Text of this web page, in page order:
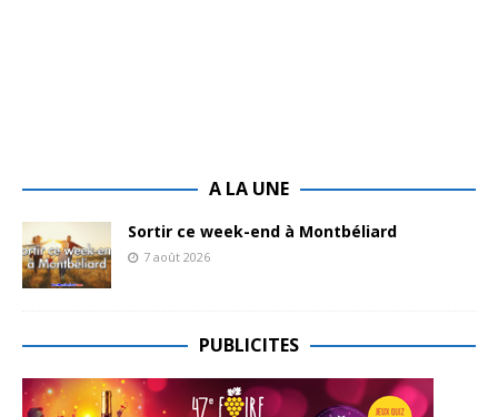
A LA UNE
Sortir ce week-end à Montbéliard
7 août 2026
PUBLICITES